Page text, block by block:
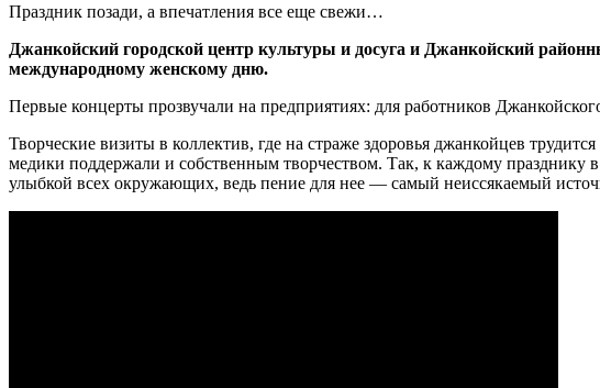
Праздник позади, а впечатления все еще свежи…
Джанкойский городской центр культуры и досуга и Джанкойский
международному женскому дню.
Первые концерты прозвучали на предприятиях: для работников
Творческие визиты в коллектив, где на страже здоровья джанкойцев
медики поддержали и собственным творчеством. Так, к каждому празднику
улыбкой всех окружающих, ведь пение для нее — самый неиссякаемый